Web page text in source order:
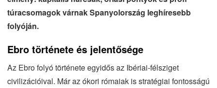
túracsomagok várnak Spanyolország leghíresebb
folyóján.
Ebro története és jelentősége
Az Ebro folyó története egyidős az Ibériai-félsziget
civilizációival. Már az ókori rómaiak is stratégiai fontosságú